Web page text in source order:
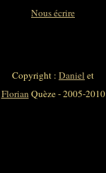
Nous écrire
Copyright : Daniel et
FlorianQuèze - 2005-2010